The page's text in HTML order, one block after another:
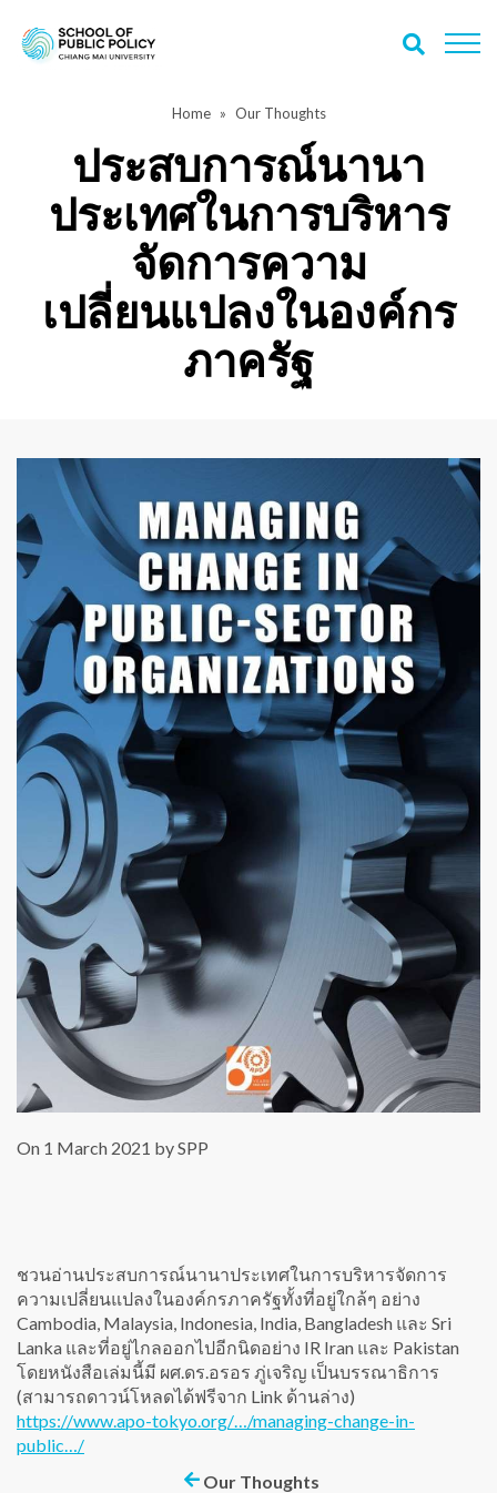
Home Our Thoughts
ประสบการณ์นานา
ประเทศในการบริหาร
จัดการความ
เปลี่ยนแปลงในองค์กร
ภาครัฐ
On 1 March 2021 by SPP
ชวนอ่านประสบการณ์นานาประเทศในการบริหารจัดการ
ความเปลี่ยนแปลงในองค์กรภาครัฐทั้งที่อยู่ใกล้ๆ อย่าง
Cambodia, Malaysia, Indonesia, India, Bangladesh และ Sri
Lanka และที่อยู่ไกลออกไปอีกนิดอย่าง IR Iran และ Pakistan
โดยหนังสือเล่มนี้มี ผศ.ดร.อรอร ภู่เจริญ เป็นบรรณาธิการ
(สามารถดาวน์โหลดได้ฟรีจาก Link ด้านล่าง)
https://www.apo-tokyo.org/…/managing-change-in-
public…/
Our Thoughts